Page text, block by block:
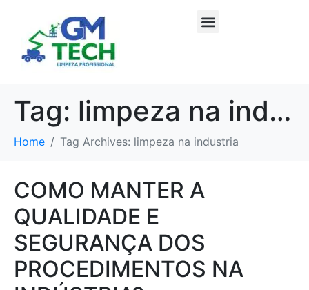
Tag: limpeza na industria
Home Tag Archives: limpeza na industria
COMO MANTER A
QUALIDADE E
SEGURANÇA DOS
PROCEDIMENTOS NA